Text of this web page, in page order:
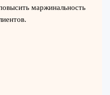
маржинальность